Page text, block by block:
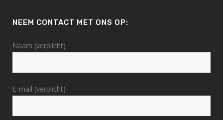
NEEM CONTACT MET ONS OP:
Naam (verplicht)
E-mail (verplicht)